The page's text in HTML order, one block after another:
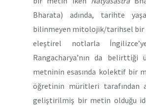
Bharata) adında, tarihte
bilinmeyen mitolojik/tarihsel
eleştirel notlarla
Rangacharya’nın da belirttiği
metninin esasında kolektif bir
öğretinin müritleri tarafından
geliştirilmiş bir metin olduğu